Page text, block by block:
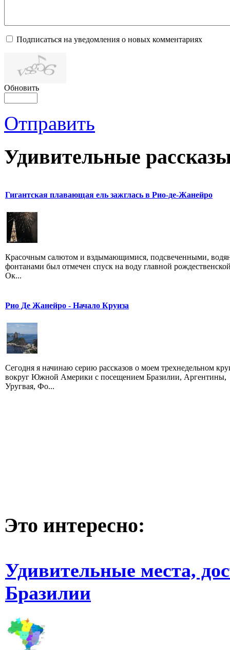
Подписаться на уведомления о новых комментариях
Обновить
Отправить
Удивительные
Гигантская плавающая ель зажглась в Рио-де-Жанейро
Красочным салютом и вздымающимися, подсвеченными,
фонтанами был отмечен спуск на воду главной
Ок...
Рио Де Жанейро - Начало Круиза
Сегодня я начинаю серию рассказов о моем трехнедельном
вокруг Южной Америки с посещением Бразилии, Аргентины,
Уругвая, Фо...
Это интересно:
Удивительные места,
Бразилии